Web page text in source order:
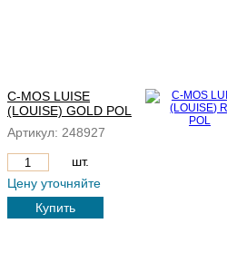
C-MOS LUISE
(LOUISE) GOLD POL
Артикул: 248927
шт.
Цену уточняйте
Купить